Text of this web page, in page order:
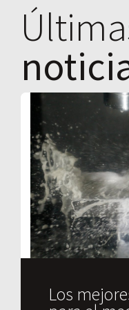
Los